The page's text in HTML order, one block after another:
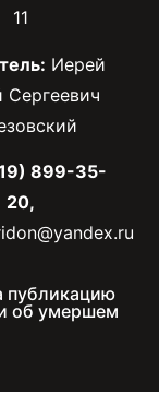
11
Иерей
Сергеевич
899-35-
20,
публикацию
об умершем